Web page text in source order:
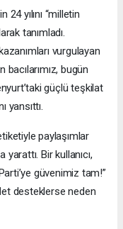
yılını “milletin
tanımladı.
vurgulayan
bugün
güçlü teşkilat
yansıttı.
paylaşımlar
yarattı. Bir kullanıcı,
güvenimiz tam!”
desteklerse neden